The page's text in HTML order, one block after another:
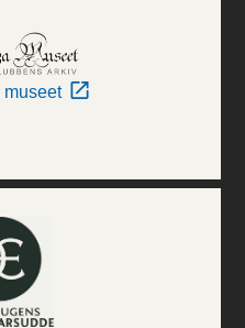
museet